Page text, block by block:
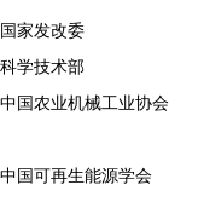
国家发改委
科学技术部
中国农业机械工业协会
中国可再生能源学会